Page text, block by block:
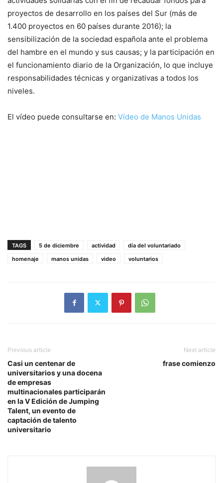
proyectos de desarrollo en los países del Sur (más de
1.400 proyectos en 60 países durante 2016); la
sensibilización de la sociedad española ante el problema
del hambre en el mundo y sus causas; y la participación en
el funcionamiento diario de la Organización, lo que incluye
responsabilidades técnicas y organizativas a todos los
niveles.
El vídeo puede consultarse en: Vídeo de Manos Unidas
TAGS 5 de diciembre actividad
día del voluntariado
homenaje
manos unidas video voluntarios
Previous article
Casi un centenar de
universitarios y una docena
de empresas
multinacionales participarán
en la V Edición de Jumping
Talent, un evento de
captación de talento
universitario
Next article
frase comienzo